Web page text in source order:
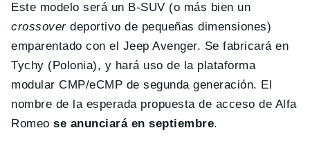
Este modelo será un B-SUV (o más bien un
crossoverdeportivo de pequeñas dimensiones)
emparentado con el Jeep Avenger. Se fabricará en
Tychy (Polonia), y hará uso de la plataforma
modular CMP/eCMP de segunda generación. El
nombre de la esperada propuesta de acceso de Alfa
Romeo se anunciará en septiembre.